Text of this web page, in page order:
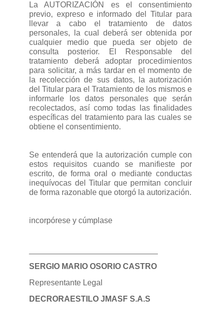
La AUTORIZACIÓN es el consentimiento
previo, expreso e informado del Titular para
llevar a cabo el tratamiento de datos
personales, la cual deberá ser obtenida por
cualquier medio que pueda ser objeto de
consulta posterior. El Responsable del
tratamiento deberá adoptar procedimientos
para solicitar, a más tardar en el momento de
la recolección de sus datos, la autorización
del Titular para el Tratamiento de los mismos e
informarle los datos personales que serán
recolectados, así como todas las finalidades
específicas del tratamiento para las cuales se
obtiene el consentimiento.
Se entenderá que la autorización cumple con
estos requisitos cuando se manifieste por
escrito, de forma oral o mediante conductas
inequívocas del Titular que permitan concluir
de forma razonable que otorgó la autorización.
incorpórese y cúmplase
SERGIO MARIO OSORIO CASTRO
Representante Legal
DECRORAESTILO JMASF S.A.S